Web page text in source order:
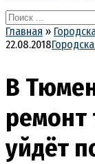
Search
for:
Главная »
22.08.2018
В
ремонт
уйдёт